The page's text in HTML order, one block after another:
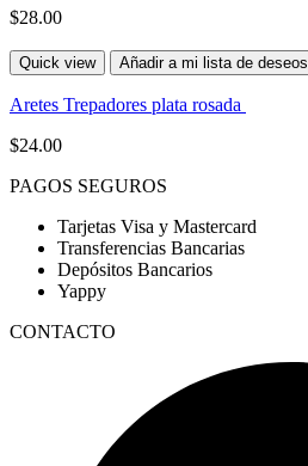
$28.00
Quick view Añadir a mi lista de deseos
Aretes Trepadores plata rosada
$24.00
PAGOS SEGUROS
Tarjetas Visa y Mastercard
Transferencias Bancarias
Depósitos Bancarios
Yappy
CONTACTO